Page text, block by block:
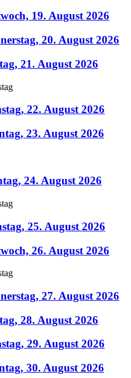
19. August 2026
20. August 2026
21. August 2026
22. August 2026
23. August 2026
24. August 2026
25. August 2026
26. August 2026
27. August 2026
28. August 2026
29. August 2026
30. August 2026